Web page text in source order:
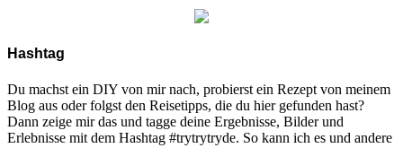
Hashtag
Du machst ein DIY von mir nach, probierst ein Rezept von meinem
Blog aus oder folgst den Reisetipps, die du hier gefunden hast?
Dann zeige mir das und tagge deine Ergebnisse, Bilder und
Erlebnisse mit dem Hashtag #trytrytryde. So kann ich es und andere